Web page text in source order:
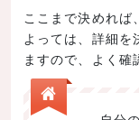
ここまで決めれば
よっては、詳細を
ますので、よく確